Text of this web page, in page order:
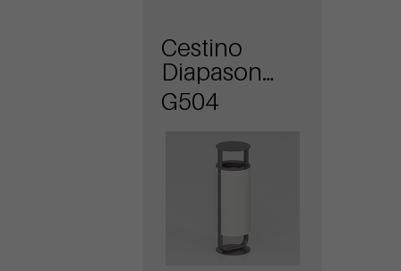
Cestino
Diapason
con
G504